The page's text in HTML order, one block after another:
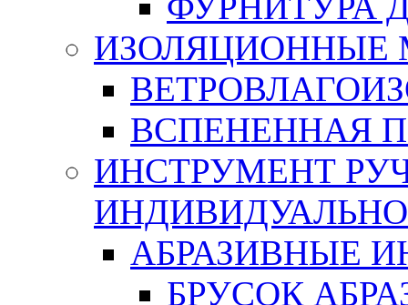
ИЗОЛЯЦИОННЫЕ
ВСПЕНЕННАЯ
ИНСТРУМЕНТ
АБРАЗИВНЫЕ
БРУСОК